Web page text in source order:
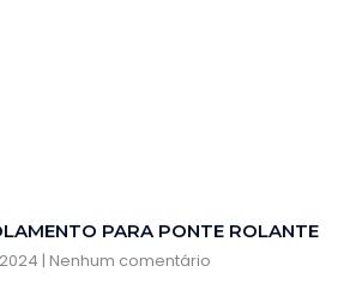
PARA PONTE ROLANTE
Nenhum comentário